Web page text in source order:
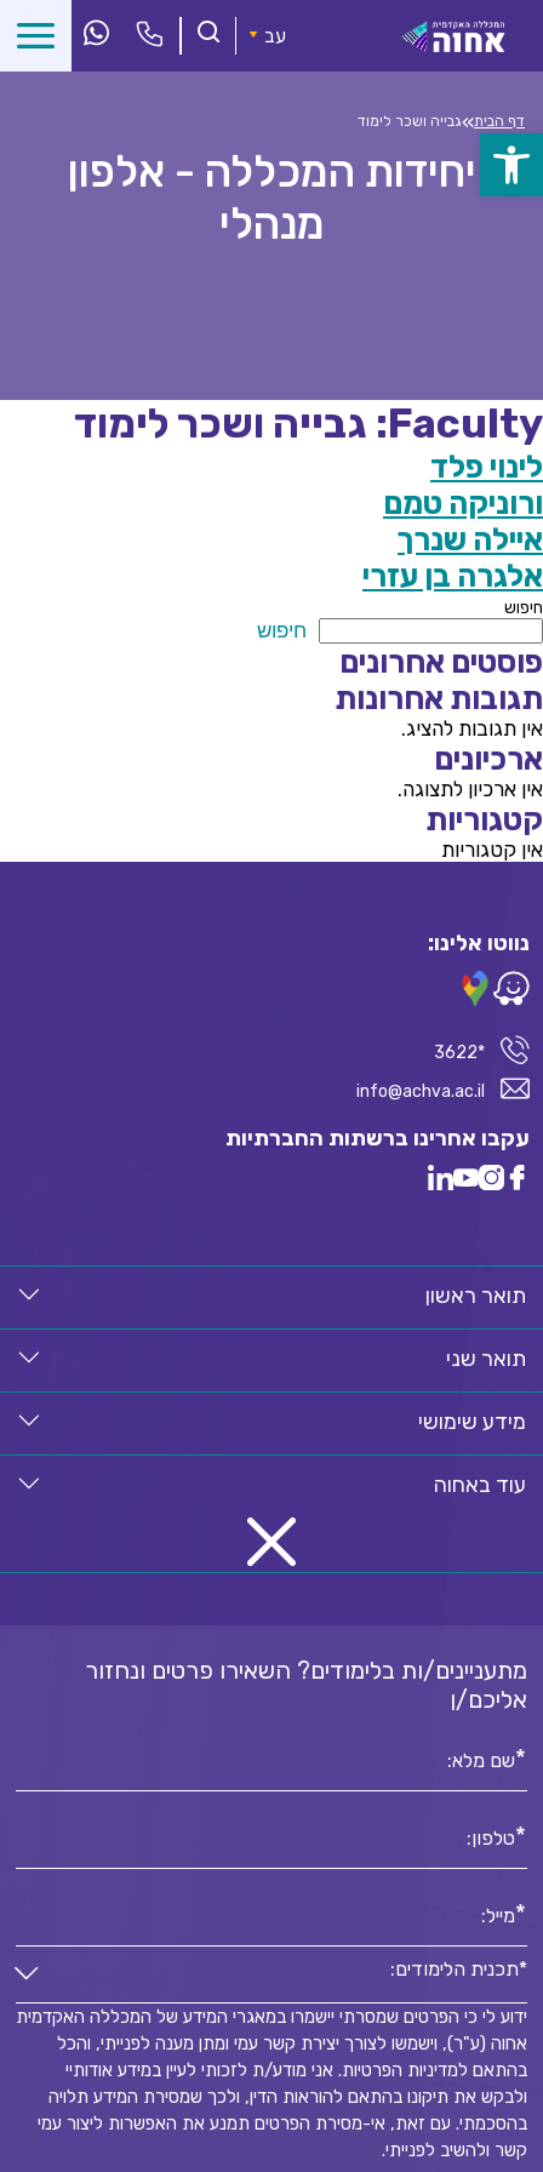
פתח
התוכן
עב
דף הבית»גבייה ושכר לימוד
יחידות המכללה - אלפון
מנהלי
Faculty: גבייה ושכר לימוד
לינוי פלד
ורוניקה טמם
איילה שנרך
אלגרה בן עזרי
חיפוש
חיפוש
פוסטים אחרונים
תגובות אחרונות
אין תגובות להציג.
ארכיונים
אין ארכיון לתצוגה.
קטגוריות
אין קטגוריות
נווטו אלינו:
*3622
info@achva.ac.il
עקבו אחרינו ברשתות החברתיות
תואר ראשון
תואר שני
מידע שימושי
עוד באחוה
מתעניינים/ות בלימודים? השאירו פרטים ונחזור
אליכם/ן
שם מלא:*
טלפון:*
מייל:*
*תכנית הלימודים:
*
*תכנית הלימודים:
ידוע לי כי הפרטים שמסרתי יישמרו במאגרי המידע של המכללה האקדמית
אחוה (ע"ר), וישמשו לצורך יצירת קשר עמי ומתן מענה לפנייתי, והכל
בהתאם למדיניות הפרטיות. אני מודע/ת לזכותי לעיין במידע אודותיי
ולבקש את תיקונו בהתאם להוראות הדין, ולכך שמסירת המידע תלויה
בהסכמתי. עם זאת, אי-מסירת הפרטים תמנע את האפשרות ליצור עמי
קשר ולהשיב לפנייתי.